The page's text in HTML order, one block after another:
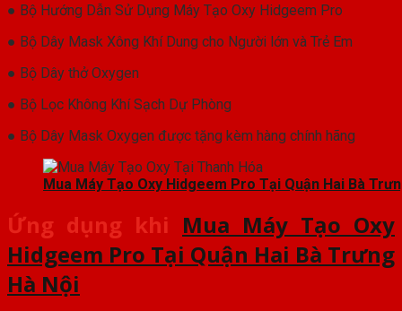
● Bộ Hướng Dẫn Sử Dụng Máy Tạo Oxy Hidgeem Pro
● Bộ Dây Mask Xông Khí Dung cho Người lớn và Trẻ Em
● Bộ Dây thở Oxygen
● Bộ Lọc Không Khí Sạch Dự Phòng
● Bộ Dây Mask Oxygen được tặng kèm hàng chính hãng
Mua Máy Tạo Oxy Hidgeem Pro Tại Quận Hai Bà
Ứng dụng khi Mua Máy Tạo Oxy
Hidgeem Pro Tại Quận Hai Bà Trưng
Hà Nội